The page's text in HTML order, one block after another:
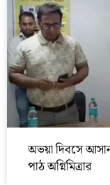
অভয়া দিবসে
পাঠ অগ্নিমিত্রার